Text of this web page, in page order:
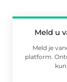
Meld u
Meld je
platform.